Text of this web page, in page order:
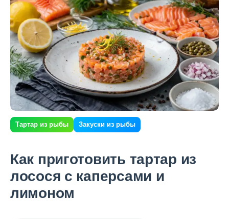
Тартар из рыбы Закуски из рыбы
Как приготовить тартар из
лосося с каперсами и
лимоном